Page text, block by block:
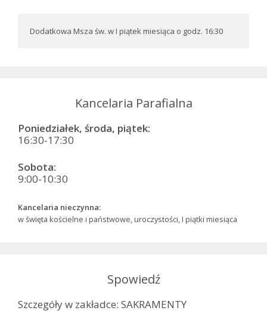
Dodatkowa Msza św. w I piątek miesiąca o godz. 16:30
Kancelaria Parafialna
Poniedziałek, środa, piątek:
16:30-17:30
Sobota:
9:00-10:30
Kancelaria nieczynna:
w święta kościelne i państwowe, uroczystości, I piątki miesiąca
Spowiedź
Szczegóły w zakładce: SAKRAMENTY